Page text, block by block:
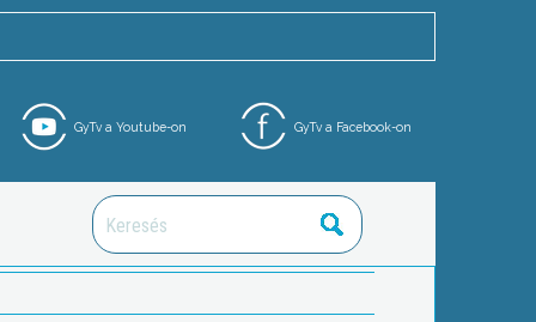
GyTv a Facebook-on
GyTv a Youtube-on